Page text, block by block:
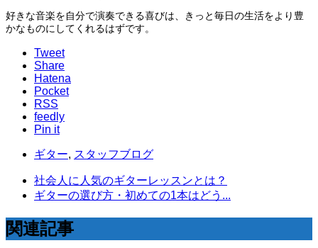
好きな音楽を自分で演奏できる喜びは、きっと毎日の生活をより豊
かなものにしてくれるはずです。
Tweet
Share
Hatena
Pocket
RSS
feedly
Pin it
ギター, スタッフブログ
社会人に人気のギターレッスンとは？
ギターの選び方・初めての1本はどう...
関連記事